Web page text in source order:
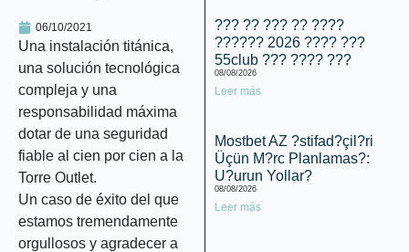
06/10/2021
Una instalación titánica,
una solución tecnológica
compleja y una
responsabilidad máxima
dotar de una seguridad
fiable al cien por cien a la
Torre Outlet.
Un caso de éxito del que
estamos tremendamente
orgullosos y agradecer a
??? ?? ??? ?? ????
?????? 2026 ???? ???
55club ??? ???? ???
08/08/2026
Leer más
Mostbet AZ ?stifad?çil?ri
Üçün M?rc Planlamas?:
U?urun Yollar?
08/08/2026
Leer más